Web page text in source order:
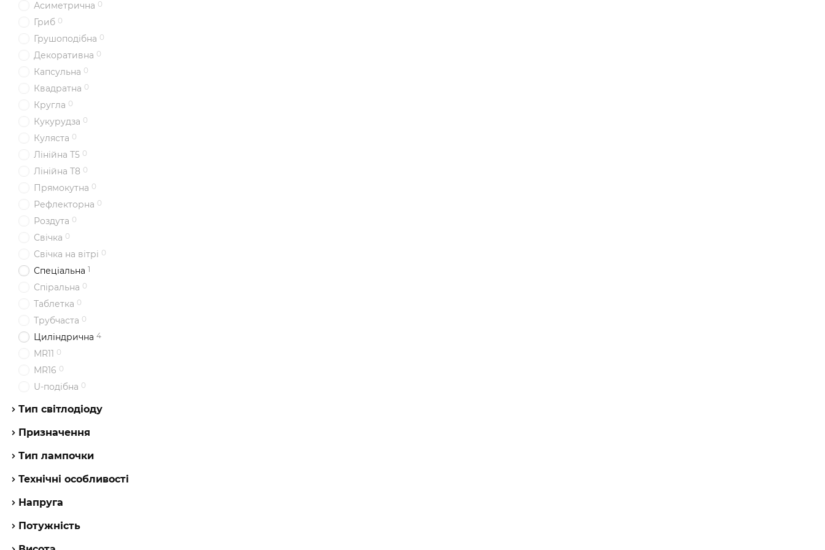
Асиметрична 0
Гриб 0
Грушоподібна 0
Декоративна 0
Капсульна 0
Квадратна 0
Кругла 0
Кукурудза 0
Куляста 0
Лінійна T5 0
Лінійна T8 0
Прямокутна 0
Рефлекторна 0
Роздута 0
Свічка 0
Свічка на вітрі 0
Спеціальна 1
Спіральна 0
Таблетка 0
Трубчаста 0
Циліндрична 4
MR11 0
MR16 0
U-подібна 0
Тип світлодіоду
Призначення
Тип лампочки
Технічні особливості
Напруга
Потужність